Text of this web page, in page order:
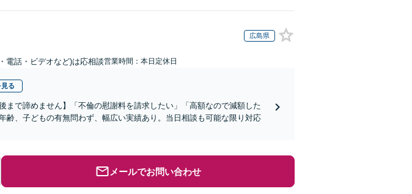
広島県
電話・ビデオなど)は応相談営業時間：本日定休日
る
まで諦めません】「不倫の慰謝料を請求したい」「高額なので減額した
齢、子どもの有無問わず、幅広い実績あり。当日相談も可能な限り対応
メールでお問い合わせ